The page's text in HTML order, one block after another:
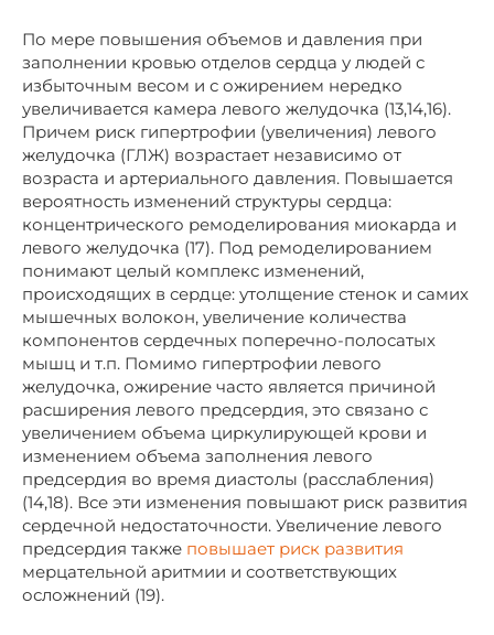
По мере повышения объемов и давления при
заполнении кровью отделов сердца у людей с
избыточным весом и с ожирением нередко
увеличивается камера левого желудочка (13,14,16).
Причем риск гипертрофии (увеличения) левого
желудочка (ГЛЖ) возрастает независимо от
возраста и артериального давления. Повышается
вероятность изменений структуры сердца:
концентрического ремоделирования миокарда и
левого желудочка (17). Под ремоделированием
понимают целый комплекс изменений,
происходящих в сердце: утолщение стенок и самих
мышечных волокон, увеличение количества
компонентов сердечных поперечно-полосатых
мышц и т.п. Помимо гипертрофии левого
желудочка, ожирение часто является причиной
расширения левого предсердия, это связано с
увеличением объема циркулирующей крови и
изменением объема заполнения левого
предсердия во время диастолы (расслабления)
(14,18). Все эти изменения повышают риск развития
сердечной недостаточности. Увеличение левого
предсердия также повышает риск развития
мерцательной аритмии и соответствующих
осложнений (19).